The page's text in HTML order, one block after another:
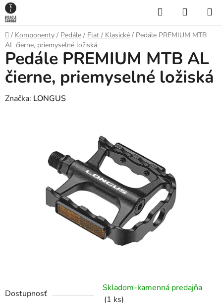
Prejsť
na
obsah
Hľadať
KOŠÍK
Domov
/ Komponenty / Pedále / Flat / Klasické / Pedále PREMIUM MTB
AL čierne, priemyselné ložiská
Dostupnosť
Skladom-kamenná predajňa
(1 ks)
Pedále PREMIUM MTB AL
čierne, priemyselné ložiská
Značka: LONGUS